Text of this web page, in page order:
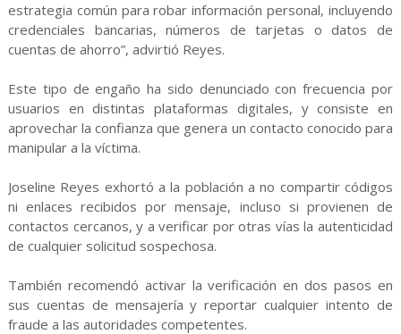
estrategia común para robar información personal, incluyendo
credenciales bancarias, números de tarjetas o datos de
cuentas de ahorro”, advirtió Reyes.
Este tipo de engaño ha sido denunciado con frecuencia por
usuarios en distintas plataformas digitales, y consiste en
aprovechar la confianza que genera un contacto conocido para
manipular a la víctima.
Joseline Reyes exhortó a la población a no compartir códigos
ni enlaces recibidos por mensaje, incluso si provienen de
contactos cercanos, y a verificar por otras vías la autenticidad
de cualquier solicitud sospechosa.
También recomendó activar la verificación en dos pasos en
sus cuentas de mensajería y reportar cualquier intento de
fraude a las autoridades competentes.